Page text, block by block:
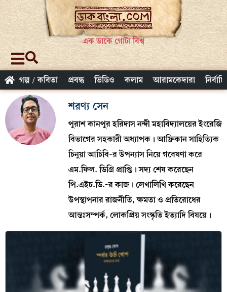
এক ডাকে গোটা বিশ্ব
গল্প / কবিতা প্রবন্ধ ভিডিও কলাম আরামকেদারা
শরণ্য সেন
পুরাশ কানপুর হরিদাস নন্দী মহাবিদ্যালয়ের ইংরেজি
বিভাগের সহকারী অধ্যাপক। আফ্রিকান সাহিত্যিক
চিনুয়া আচিবি-র উপন্যাস নিয়ে গবেষণা করে
এম.ফিল. ডিগ্রি প্রাপ্তি। সদ্য শেষ করেছেন
পি.এইচ.ডি.-র কাজ। লেখালিখি করেছেন
উপস্থাপনার রাজনীতি, ক্ষমতা ও প্রতিরোধের
আন্তঃসম্পর্ক, লোকপ্রিয় সংস্কৃতি ইত্যাদি বিষয়ে।